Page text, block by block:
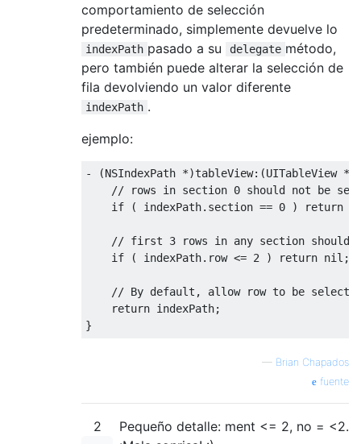
comportamiento de selección
predeterminado, simplemente devuelve lo
indexPath pasado a su delegate método,
pero también puede alterar la selección de
fila devolviendo un valor diferente
indexPath .
ejemplo:
- (NSIndexPath *)tableView:(UITableView *)
// rows in section 0 should not be
if
( indexPath. section == 0 ) return
// first 3 rows in any section should
if
( indexPath. row <= 2 ) return nil ;
// By default, allow row to be
return indexPath;
}
— Brian Chapados
fuente
2
Pequeño detalle: ment <= 2, no = <2.